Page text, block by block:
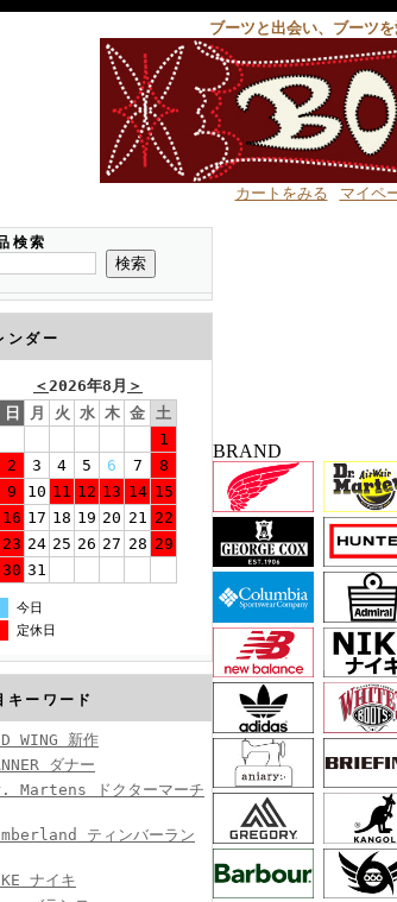
ブーツと出会い、ブーツ
カートをみる マイペ
検索
ンダー
＜2026年8月 ＞
日
月 火 水 木 金 土
1
2
3 4 5 6 7
8
9
10 11 12 13 14 15
16 17 18 19 20 21 22
23 24 25 26 27 28 29
30 31
今日
定休日
キーワード
WING 新作
ダナー
Martens ドクターマーチ
ティンバーラン
ナイキ
BRAND